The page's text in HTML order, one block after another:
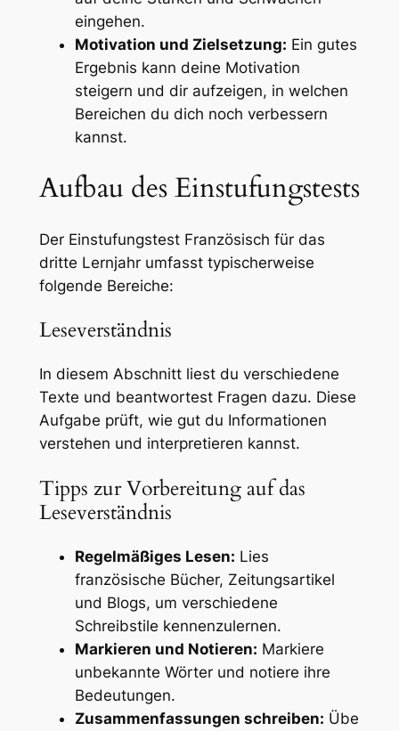
eingehen.
Motivation und Zielsetzung: Ein gutes
Ergebnis kann deine Motivation
steigern und dir aufzeigen, in welchen
Bereichen du dich noch verbessern
kannst.
Aufbau des Einstufungstests
Der Einstufungstest Französisch für das
dritte Lernjahr umfasst typischerweise
folgende Bereiche:
Leseverständnis
In diesem Abschnitt liest du verschiedene
Texte und beantwortest Fragen dazu. Diese
Aufgabe prüft, wie gut du Informationen
verstehen und interpretieren kannst.
Tipps zur Vorbereitung auf das
Leseverständnis
Regelmäßiges Lesen: Lies
französische Bücher, Zeitungsartikel
und Blogs, um verschiedene
Schreibstile kennenzulernen.
Markieren und Notieren: Markiere
unbekannte Wörter und notiere ihre
Bedeutungen.
Zusammenfassungen schreiben: Übe